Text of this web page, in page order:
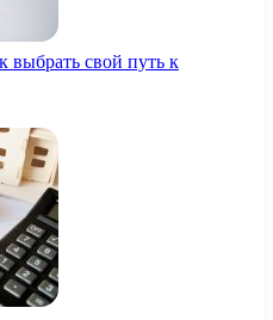
выбрать свой путь к